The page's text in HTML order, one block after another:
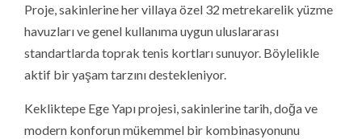
Proje, sakinlerine her villaya özel 32 metrekarelik yüzme
havuzları ve genel kullanıma uygun uluslararası
standartlarda toprak tenis kortları sunuyor. Böylelikle
aktif bir yaşam tarzını destekleniyor.
Kekliktepe Ege Yapı projesi, sakinlerine tarih, doğa ve
modern konforun mükemmel bir kombinasyonunu